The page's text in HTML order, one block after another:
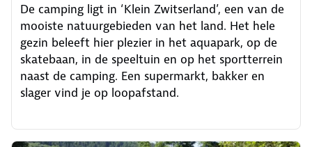
De camping ligt in ‘Klein Zwitserland’, een van de
mooiste natuurgebieden van het land. Het hele
gezin beleeft hier plezier in het aquapark, op de
skatebaan, in de speeltuin en op het sportterrein
naast de camping. Een supermarkt, bakker en
slager vind je op loopafstand.